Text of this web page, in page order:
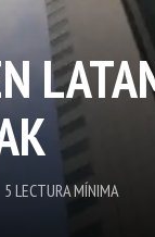
5 LECTURA MÍNIMA